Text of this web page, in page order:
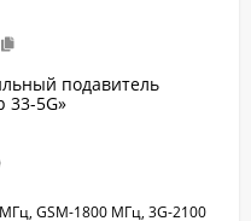
подавитель
33-5G»
GSM-1800 МГц, 3G-2100